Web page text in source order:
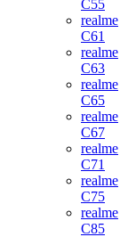
C55
realme
C61
realme
C63
realme
C65
realme
C67
realme
C71
realme
C75
realme
C85